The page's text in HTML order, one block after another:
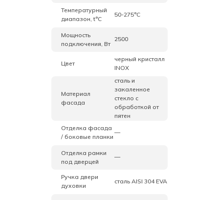
Температурный
диапазон, t°C
50-275°C
Мощность
подключения, Вт
2500
Цвет
черный кристалл
INOX
Материал
фасада
сталь и
закаленное
стекло с
обработкой от
пятен
Отделка фасада
/ боковые планки
—
Отделка рамки
под дверцей
—
Ручка двери
духовки
сталь AISI 304 EVA